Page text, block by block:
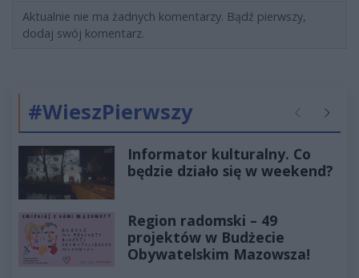
Aktualnie nie ma żadnych komentarzy. Bądź pierwszy,
dodaj swój komentarz.
#WieszPierwszy Poprzednie
Informator kulturalny. Co
będzie działo się w weekend?
Region radomski – 49
projektów w Budżecie
Obywatelskim Mazowsza!